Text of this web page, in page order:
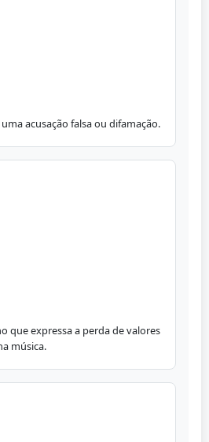
acusação falsa ou difamação.
que expressa a perda de valores
música.